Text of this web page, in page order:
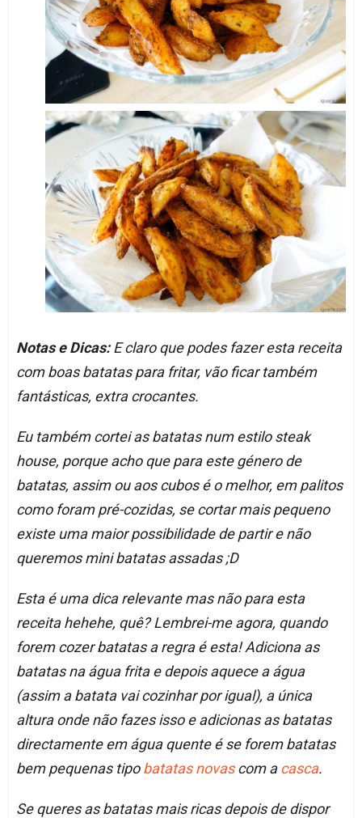
Notas e Dicas:E claro que podes fazer esta receita
com boas batatas para fritar, vão ficar também
fantásticas, extra crocantes.
Eu também cortei as batatas num estilo steak
house, porque acho que para este género de
batatas, assim ou aos cubos é o melhor, em palitos
como foram pré-cozidas, se cortar mais pequeno
existe uma maior possibilidade de partir e não
queremos mini batatas assadas ;D
Esta é uma dica relevante mas não para esta
receita hehehe, quê? Lembrei-me agora, quando
forem cozer batatas a regra é esta! Adiciona as
batatas na água frita e depois aquece a água
(assim a batata vai cozinhar por igual), a única
altura onde não fazes isso e adicionas as batatas
directamente em água quente é se forem batatas
bem pequenas tipobatatas novascom acasca.
Se queres as batatas mais ricas depois de dispor